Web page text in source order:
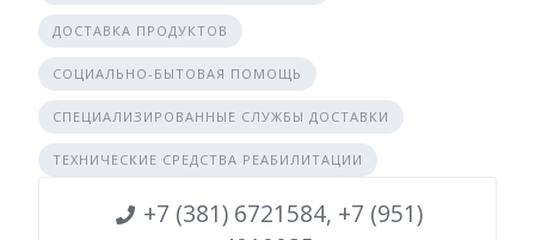
ДОСТАВКА ПРОДУКТОВ
СОЦИАЛЬНО-БЫТОВАЯ ПОМОЩЬ
СПЕЦИАЛИЗИРОВАННЫЕ СЛУЖБЫ ДОСТАВКИ
ТЕХНИЧЕСКИЕ СРЕДСТВА РЕАБИЛИТАЦИИ
+7 (381) 6721584, +7 (951)